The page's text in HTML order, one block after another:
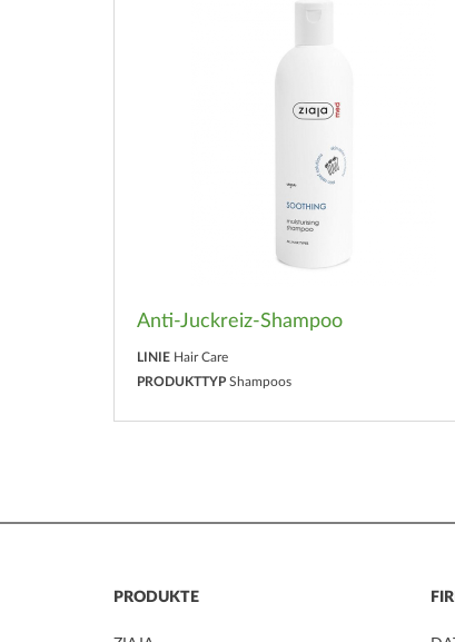
Anti-Juckreiz-Shampoo
LINIE Hair Care
PRODUKTTYP Shampoos
PRODUKTE